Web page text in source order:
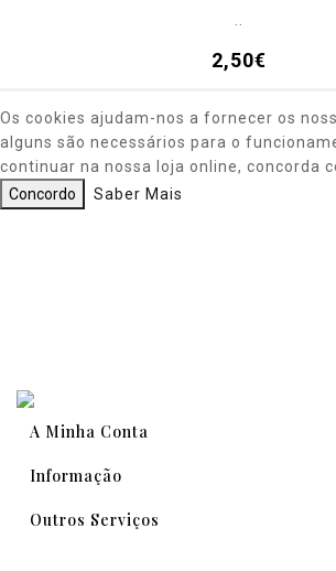
2,50€
Os cookies ajudam-nos a fornecer os
alguns são necessários para o
continuar na nossa loja online, concorda
Concordo
Saber Mais
A Minha Conta
Informação
Outros Serviços